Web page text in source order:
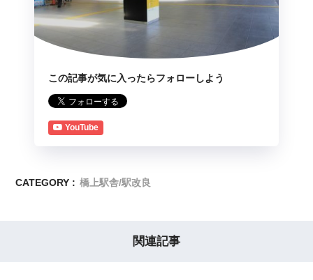
この記事が気に入ったらフォローしよう
YouTube
CATEGORY : 橋上駅舎/駅改良
関連記事